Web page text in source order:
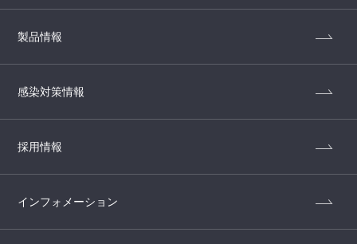
製品情報
感染対策情報
採用情報
インフォメーション